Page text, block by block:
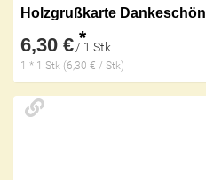
Holzgrußkarte Dankeschön
6,30 € *
/ 1 Stk
1 * 1 Stk (6,30 € / Stk)